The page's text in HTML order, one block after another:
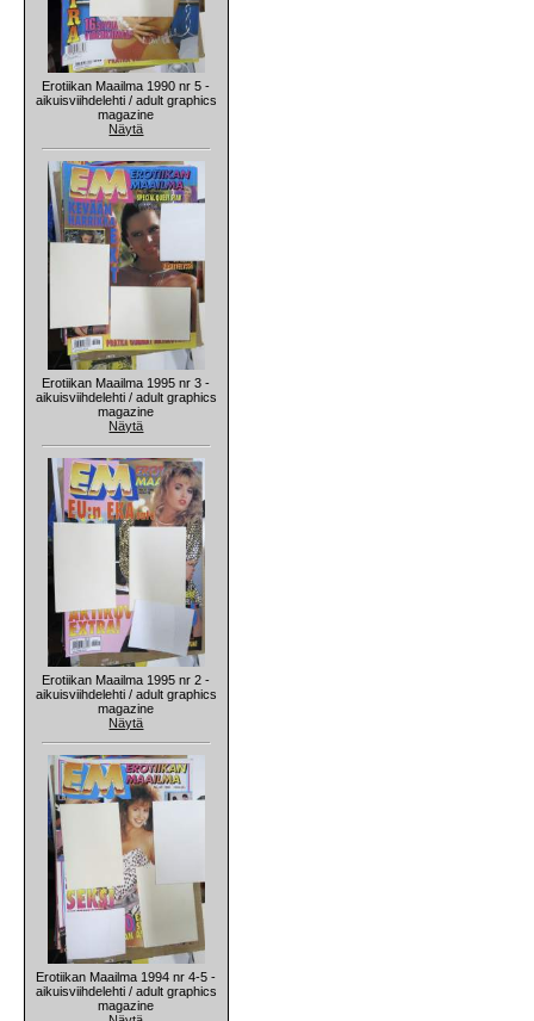
Erotiikan Maailma 1990 nr 5 -
aikuisviihdelehti / adult graphics
magazine
Näytä
Erotiikan Maailma 1995 nr 3 -
aikuisviihdelehti / adult graphics
magazine
Näytä
Erotiikan Maailma 1995 nr 2 -
aikuisviihdelehti / adult graphics
magazine
Näytä
Erotiikan Maailma 1994 nr 4-5 -
aikuisviihdelehti / adult graphics
magazine